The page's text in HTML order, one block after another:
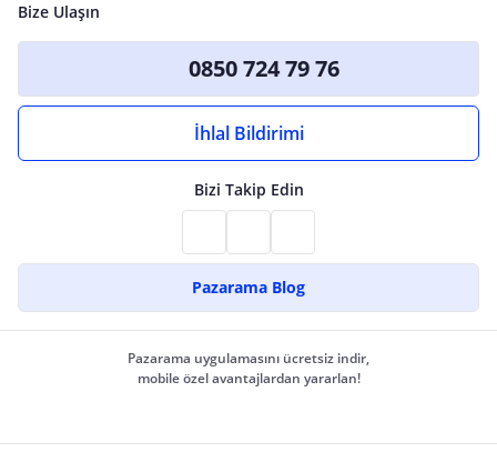
Bize Ulaşın
0850 724 79 76
İhlal Bildirimi
Bizi Takip Edin
Pazarama Blog
Pazarama uygulamasını ücretsiz indir,
mobile özel avantajlardan yararlan!